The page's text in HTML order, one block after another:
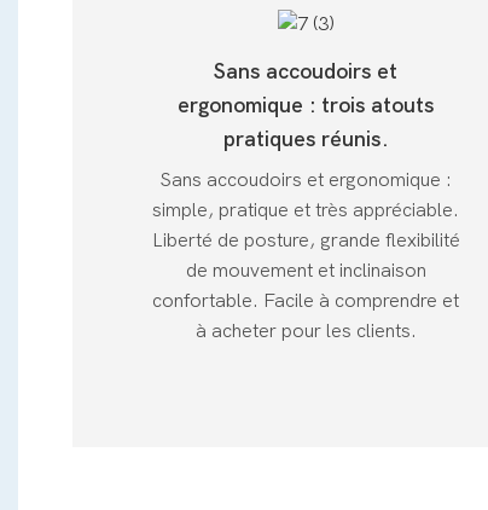
Sans accoudoirs et
ergonomique : trois atouts
pratiques réunis.
Sans accoudoirs et ergonomique :
simple, pratique et très appréciable.
Liberté de posture, grande flexibilité
de mouvement et inclinaison
confortable. Facile à comprendre et
à acheter pour les clients.